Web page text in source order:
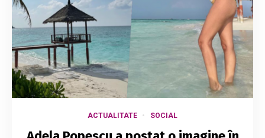
ACTUALITATE SOCIAL